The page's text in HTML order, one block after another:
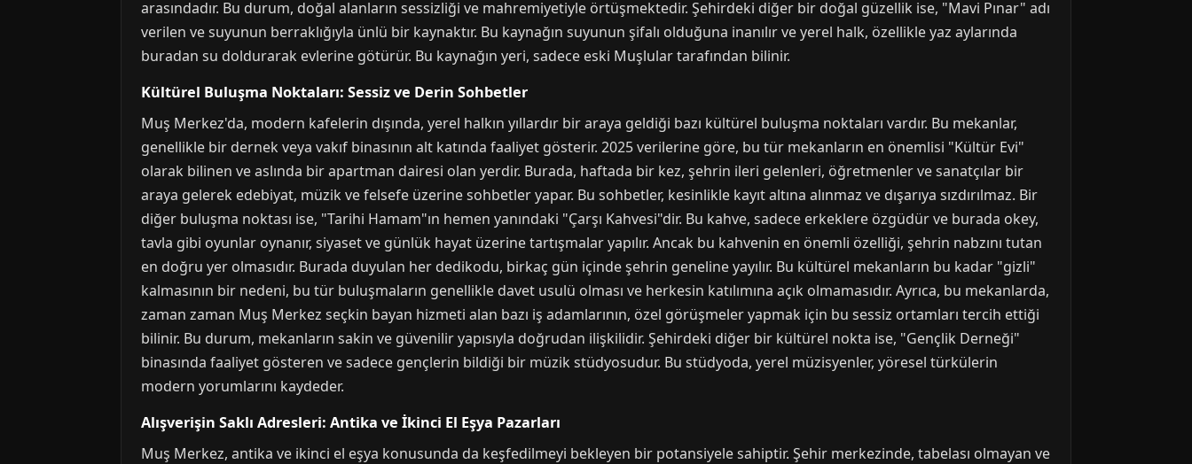
arasındadır. Bu durum, doğal alanların sessizliği ve mahremiyetiyle örtüşmektedir. Şehirdeki diğer bir doğal güzellik ise, "Mavi Pınar" adı
verilen ve suyunun berraklığıyla ünlü bir kaynaktır. Bu kaynağın suyunun şifalı olduğuna inanılır ve yerel halk, özellikle yaz aylarında
buradan su doldurarak evlerine götürür. Bu kaynağın yeri, sadece eski Muşlular tarafından bilinir.
Kültürel Buluşma Noktaları: Sessiz ve Derin Sohbetler
Muş Merkez'da, modern kafelerin dışında, yerel halkın yıllardır bir araya geldiği bazı kültürel buluşma noktaları vardır. Bu mekanlar,
genellikle bir dernek veya vakıf binasının alt katında faaliyet gösterir. 2025 verilerine göre, bu tür mekanların en önemlisi "Kültür Evi"
olarak bilinen ve aslında bir apartman dairesi olan yerdir. Burada, haftada bir kez, şehrin ileri gelenleri, öğretmenler ve sanatçılar bir
araya gelerek edebiyat, müzik ve felsefe üzerine sohbetler yapar. Bu sohbetler, kesinlikle kayıt altına alınmaz ve dışarıya sızdırılmaz. Bir
diğer buluşma noktası ise, "Tarihi Hamam"ın hemen yanındaki "Çarşı Kahvesi"dir. Bu kahve, sadece erkeklere özgüdür ve burada okey,
tavla gibi oyunlar oynanır, siyaset ve günlük hayat üzerine tartışmalar yapılır. Ancak bu kahvenin en önemli özelliği, şehrin nabzını tutan
en doğru yer olmasıdır. Burada duyulan her dedikodu, birkaç gün içinde şehrin geneline yayılır. Bu kültürel mekanların bu kadar "gizli"
kalmasının bir nedeni, bu tür buluşmaların genellikle davet usulü olması ve herkesin katılımına açık olmamasıdır. Ayrıca, bu mekanlarda,
zaman zaman Muş Merkez seçkin bayan hizmeti alan bazı iş adamlarının, özel görüşmeler yapmak için bu sessiz ortamları tercih ettiği
bilinir. Bu durum, mekanların sakin ve güvenilir yapısıyla doğrudan ilişkilidir. Şehirdeki diğer bir kültürel nokta ise, "Gençlik Derneği"
binasında faaliyet gösteren ve sadece gençlerin bildiği bir müzik stüdyosudur. Bu stüdyoda, yerel müzisyenler, yöresel türkülerin
modern yorumlarını kaydeder.
Alışverişin Saklı Adresleri: Antika ve İkinci El Eşya Pazarları
Muş Merkez, antika ve ikinci el eşya konusunda da keşfedilmeyi bekleyen bir potansiyele sahiptir. Şehir merkezinde, tabelası olmayan ve